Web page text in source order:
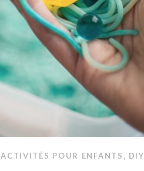
ACTIVITÉS POUR ENFANTS , DIY